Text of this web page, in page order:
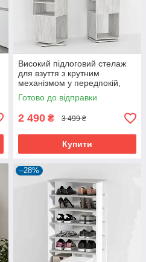
Високий підлоговий стелаж
для взуття з крутним
механізмом у передпокій,
взуттєва полиця для дому на
7 осередків
Готово до відправки
2 490 ₴ 3 499 ₴
Купити
–28%